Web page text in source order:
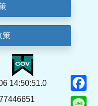
策
14:50:51.0